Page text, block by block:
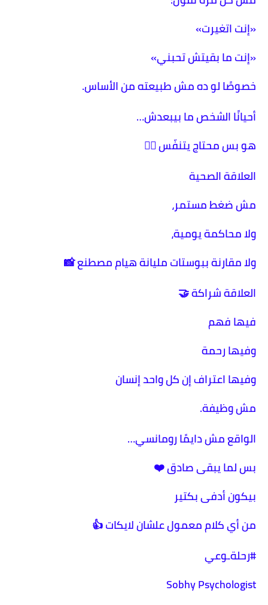
«إنت اتغيرت»
«إنت ما بقيتش تحبني»
خصوصًا لو ده مش طبيعته من الأساس.
أحيانًا الشخص ما بيبعدش…
هو بس محتاج يتنفّس 😮‍💨
العلاقة الصحية
مش ضغط مستمر،
ولا محاكمة يومية،
ولا مقارنة ببوستات مليانة هيام مصطنع 📸
العلاقة شراكة 🤝
فيها فهم
وفيها رحمة
وفيها اعتراف إن كل واحد إنسان
مش وظيفة.
الواقع مش دايمًا رومانسي…
بس لما يبقى صادق ❤️
بيكون أدفى بكتير
من أي كلام معمول علشان لايكات 👍
#رحلةـوعي
Sobhy Psychologist